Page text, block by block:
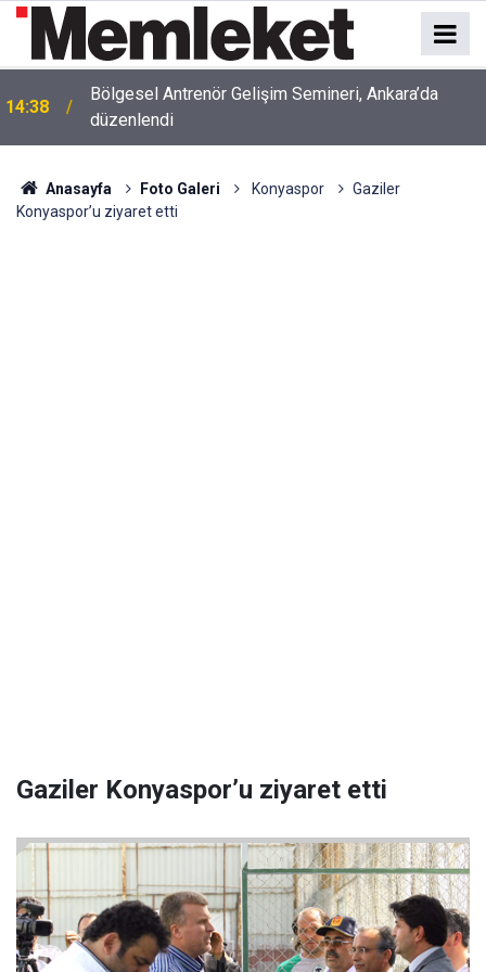
14:37
Sebahattin Şirin adıyla bilinen Muzaffer Şirin
hakkında gözaltı talimatı
Anasayfa Foto Galeri Konyaspor
Gaziler
Konyaspor’u ziyaret etti
Gaziler Konyaspor’u ziyaret etti